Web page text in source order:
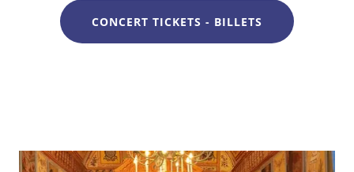
CONCERT TICKETS - BILLETS